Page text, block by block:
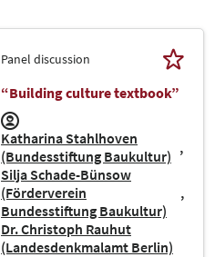
Panel discussion
“Building culture textbook”
Katharina Stahlhoven
(Bundesstiftung Baukultur)
Silja Schade-Bünsow
(Förderverein
Bundesstiftung Baukultur)
Dr. Christoph Rauhut
(Landesdenkmalamt Berlin)